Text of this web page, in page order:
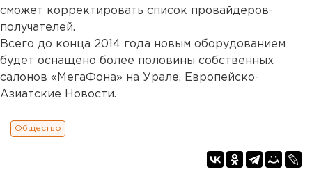
сможет корректировать список провайдеров-
получателей.
Всего до конца 2014 года новым оборудованием
будет оснащено более половины собственных
салонов «МегаФона» на Урале. Европейско-
Азиатские Новости.
Общество